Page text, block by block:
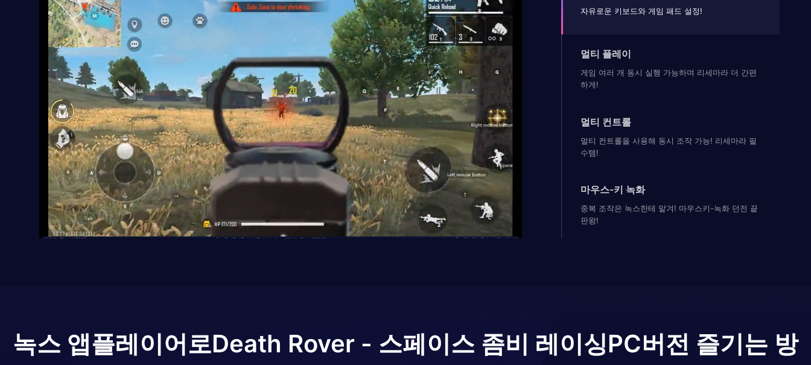
자유로운 키보드와 게임 패드 설정!
멀티 플레이
게임 여러 개 동시 실행 가능하며 리세마라 더 간편
하게!
멀티 컨트롤
멀티 컨트롤을 사용해 동시 조작 가능! 리세마라 필
수템!
마우스-키 녹화
중복 조작은 녹스한테 맡겨! 마우스키-녹화 던전 끝
판왕!
녹스 앱플레이어로Death Rover - 스페이스 좀비 레이싱PC버전 즐기는 방